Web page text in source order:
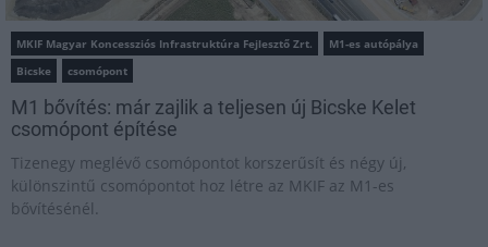
MKIF Magyar Koncessziós Infrastruktúra Fejlesztő Zrt.
M1-es autópálya
Bicske
csomópont
M1 bővítés: már zajlik a teljesen új Bicske Kelet
csomópont építése
Tizenegy meglévő csomópontot korszerűsít és négy új,
különszintű csomópontot hoz létre az MKIF az M1-es
bővítésénél.